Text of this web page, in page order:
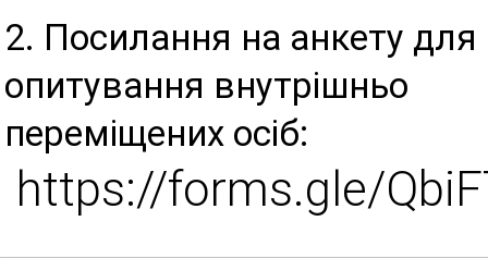
2. Посилання на анкету для
опитування внутрішньо
переміщених осіб:
https://forms.gle/